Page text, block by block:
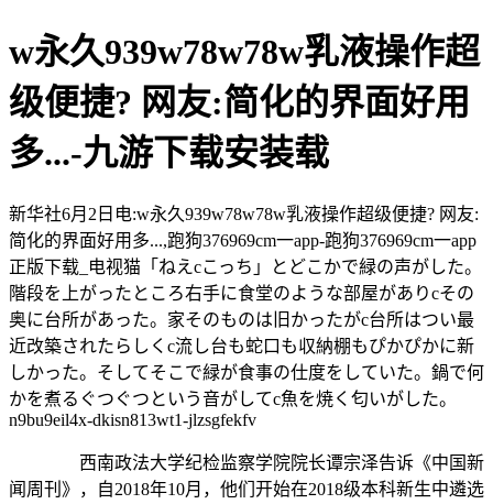
w永久939w78w78w乳液操作超
级便捷? 网友:简化的界面好用
多...-九游下载安装载
新华社6月2日电:w永久939w78w78w乳液操作超级便捷? 网友:
简化的界面好用多...,跑狗376969cm一app-跑狗376969cm一app
正版下载_电视猫「ねえcこっち」とどこかで緑の声がした。
階段を上がったところ右手に食堂のような部屋がありcその
奥に台所があった。家そのものは旧かったがc台所はつい最
近改築されたらしくc流し台も蛇口も収納棚もぴかぴかに新
しかった。そしてそこで緑が食事の仕度をしていた。鍋で何
かを煮るぐつぐつという音がしてc魚を焼く匂いがした。
n9bu9eil4x-dkisn813wt1-jlzsgfekfv
西南政法大学纪检监察学院院长谭宗泽告诉《中国新
闻周刊》，自2018年10月，他们开始在2018级本科新生中遴选